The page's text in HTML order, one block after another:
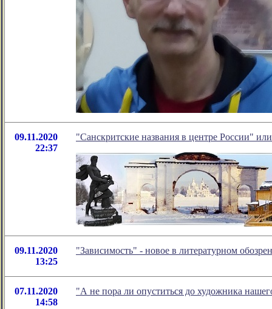
09.11.2020
22:37
"Санскритские названия в центре России"
09.11.2020
13:25
"Зависимость" - новое в литературном
07.11.2020
14:58
"А не пора ли опуститься до художника